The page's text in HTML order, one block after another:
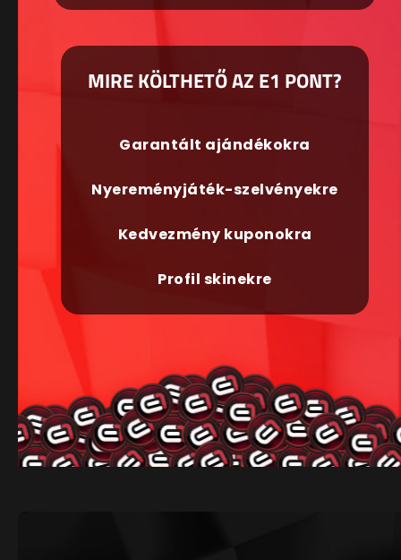
MIRE KÖLTHETŐ AZ E1 PONT?
Garantált ajándékokra
Nyereményjáték-szelvényekre
Kedvezmény kuponokra
Profil skinekre